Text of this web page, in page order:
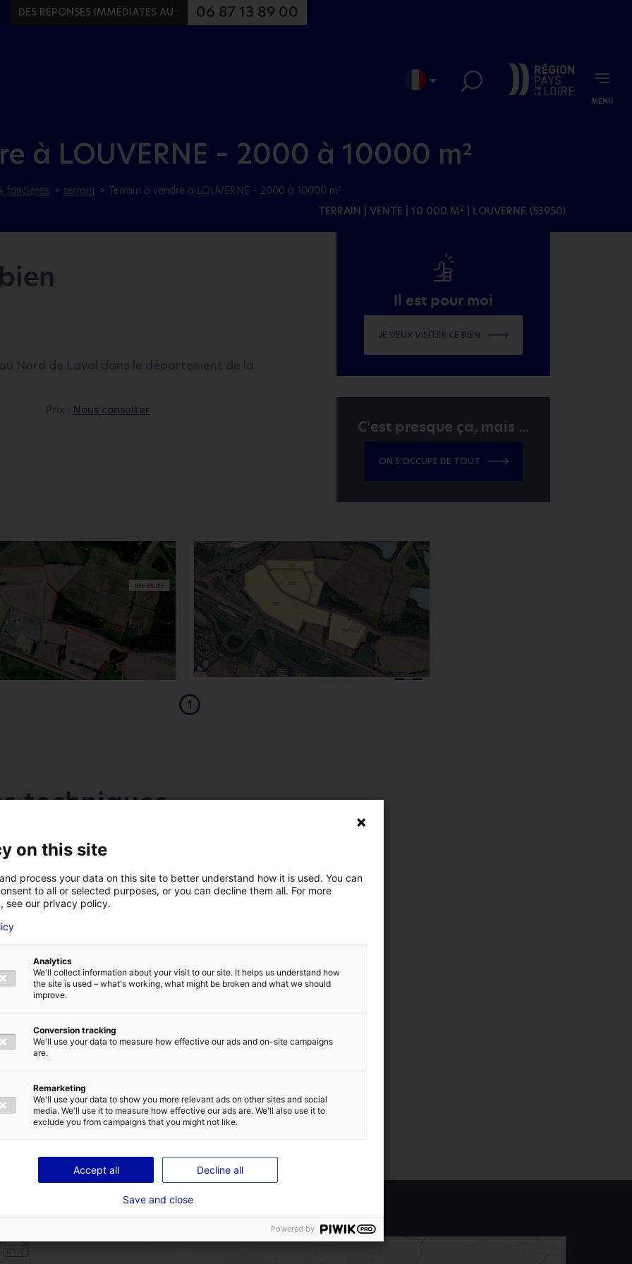
Aller au menu
Aller au contenu
DES RÉPONSES IMMÉDIATES AU : 06 87 13 89 00
JP
MENU
ADRESSE E-MAIL*
DE CONFIDENTIALITÉ
ENVOYER
à LOUVERNE – 2000 à 10000 m²
foncières terrain
Terrain à vendre à LOUVERNE – 2000 à 10000 m²
TERRAIN | VENTE | 10 000 M2 | LOUVERNE (53950)
Il est pour moi
JE VEUX VISITER CE BIEN
C'est presque ça, mais ...
ON S'OCCUPE DE TOUT
Nord de Laval dans le département de la
Prix : Nous consulter
1
techniques
Accès
accès direct à l’A81 (Rennes-Le
commune de Louverné
sur le flanc Est de la RN162
on this site
process your data on this site to better understand how it is used. You can
to all or selected purposes, or you can decline them all. For more
see our privacy policy.
Analytics
We'll collect information about your visit to our site. It helps us understand how
the site is used – what's working, what might be broken and what we should
improve.
Conversion tracking
We'll use your data to measure how effective our ads and on-site campaigns
are.
Remarketing
We'll use your data to show you more relevant ads on other sites and social
media. We'll use it to measure how effective our ads are. We'll also use it to
exclude you from campaigns that you might not like.
Accept all Decline all
Save and close
Powered by